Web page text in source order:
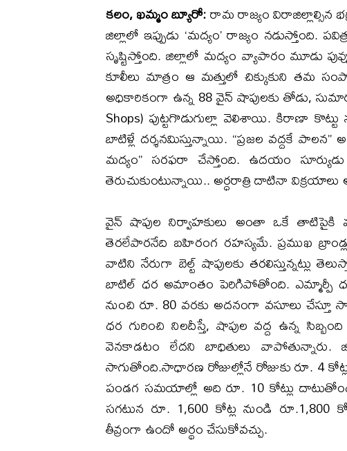
కలం, ఖమ్మం బ్యూరో:రామ రాజ్యం విరాజిల్లాల్సిన
జిల్లాలో ఇప్పుడు ‘మద్యం’ రాజ్యం
సృష్టిస్తోంది. జిల్లాలో మద్యం వ్యాపారం మూడు
కూలీలు మాత్రం ఆ మత్తులో చిక్కుకుని తమ
అధికారికంగా ఉన్న 88 వైన్ షాపులకు తోడు,
Shops) పుట్టగొడుగుల్లా వెలిశాయి. కిరాణా
బాటిళ్లే దర్శనమిస్తున్నాయి. “ప్రజల వద్దకే
మద్యం” సరఫరా చేస్తోంది. ఉదయం
తెరుచుకుంటున్నాయి.. అర్ధరాత్రి దాటినా
​వైన్ షాపుల నిర్వాహకులు అంతా ఒకే తాటిపైకి
తెరలేపారనేది బహిరంగ రహస్యమే. ప్రముఖ
వాటిని నేరుగా బెల్ట్ షాపులకు తరలిస్తున్నట్లు
బాటిల్ ధర అమాంతం పెరిగిపోతోంది. ఎమ్మార్పీ
నుంచి రూ. 80 వరకు అదనంగా వసూలు చేస్తూ
ధర గురించి నిలదీస్తే, షాపుల వద్ద ఉన్న
వెనకాడటం లేదని బాధితులు
సాగుతోంది.​సాధారణ రోజుల్లోనే రోజుకు రూ. 4
పండగ సమయాల్లో అది రూ. 10 కోట్లు
సగటున రూ. 1,600 కోట్ల నుండి రూ.1,800
తీవ్రంగా ఉందో అర్థం చేసుకోవచ్చు.